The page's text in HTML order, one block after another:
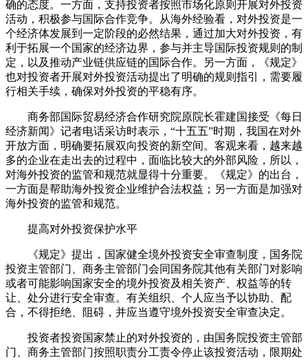
确的态度。一方面，支持投资者按照市场化原则开展对外投资
活动，积极参与国际合作竞争。从海外经验看，对外投资是一
个经济体发展到一定阶段的必然结果，通过加大对外投资，有
利于拓展一个国家的经济边界，参与并主导国际投资规则的制
定，以及推动产业链供应链的国际合作。另一方面，《规定》
也对投资者开展对外投资活动提出了明确的规则指引，需要履
行相关手续，确保对外投资的平稳有序。
商务部国际贸易经济合作研究院原院长霍建国接受《每日
经济新闻》记者电话采访时表示，“十五五”时期，我国在对外
开放方面，明确要拓展双向投资的新空间。客观来看，越来越
多的企业在走出去的过程中，面临比较大的外部风险，所以，
对海外投资的监管和规范就显得十分重要。《规定》的出台，
一方面是帮助海外投资企业维护合法权益；另一方面是加强对
海外投资的监管和规范。
提高对外投资保护水平
《规定》提出，国家健全境外投资安全审查制度，国务院
投资主管部门、商务主管部门会同国务院其他有关部门对影响
或者可能影响国家安全的境外投资及相关资产、权益等的转
让、处分进行安全审查。有关组织、个人应当予以协助、配
合，不得拒绝、阻碍，并应当遵守境外投资安全审查决定。
投资者投资国家禁止的对外投资的，由国务院投资主管部
门、商务主管部门按照职责分工责令停止该投资活动，限期处